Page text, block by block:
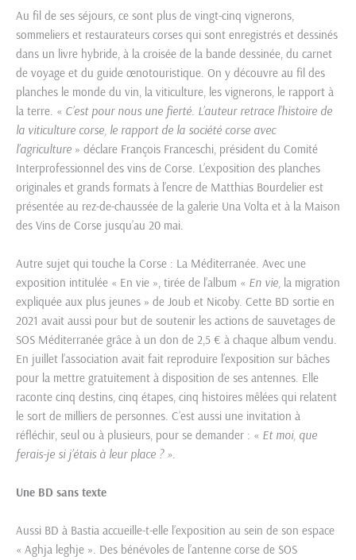
Au fil de ses séjours, ce sont plus de vingt-cinq vignerons,
sommeliers et restaurateurs corses qui sont enregistrés et dessinés
dans un livre hybride, à la croisée de la bande dessinée, du carnet
de voyage et du guide œnotouristique. On y découvre au fil des
planches le monde du vin, la viticulture, les vignerons, le rapport à
la terre. « C’est pour nous une fierté. L’auteur retrace l’histoire de
la viticulture corse, le rapport de la société corse avec
l’agriculture » déclare François Franceschi, président du Comité
Interprofessionnel des vins de Corse. L’exposition des planches
originales et grands formats à l’encre de Matthias Bourdelier est
présentée au rez-de-chaussée de la galerie Una Volta et à la Maison
des Vins de Corse jusqu’au 20 mai.
Autre sujet qui touche la Corse : La Méditerranée. Avec une
exposition intitulée « En vie », tirée de l’album « En vie, la migration
expliquée aux plus jeunes » de Joub et Nicoby. Cette BD sortie en
2021 avait aussi pour but de soutenir les actions de sauvetages de
SOS Méditerranée grâce à un don de 2,5 € à chaque album vendu.
En juillet l’association avait fait reproduire l’exposition sur bâches
pour la mettre gratuitement à disposition de ses antennes. Elle
raconte cinq destins, cinq étapes, cinq histoires mêlées qui relatent
le sort de milliers de personnes. C’est aussi une invitation à
réfléchir, seul ou à plusieurs, pour se demander : « Et moi, que
ferais-je si j’étais à leur place ? ».
Une BD sans texte
Aussi BD à Bastia accueille-t-elle l’exposition au sein de son espace
« Aghja leghje ». Des bénévoles de l’antenne corse de SOS